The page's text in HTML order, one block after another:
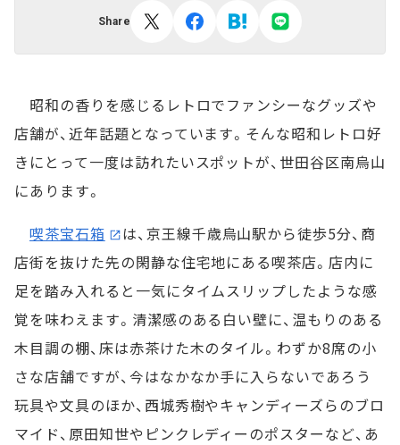
Share
昭和の香りを感じるレトロでファンシーなグッズや
店舗が、近年話題となっています。そんな昭和レトロ好
きにとって一度は訪れたいスポットが、世田谷区南烏山
にあります。
喫茶宝石箱
は、京王線千歳烏山駅から徒歩5分、商
店街を抜けた先の閑静な住宅地にある喫茶店。店内に
足を踏み入れると一気にタイムスリップしたような感
覚を味わえます。清潔感のある白い壁に、温もりのある
木目調の棚、床は赤茶けた木のタイル。わずか8席の小
さな店舗ですが、今はなかなか手に入らないであろう
玩具や文具のほか、西城秀樹やキャンディーズらのブロ
マイド、原田知世やピンクレディーのポスターなど、あ